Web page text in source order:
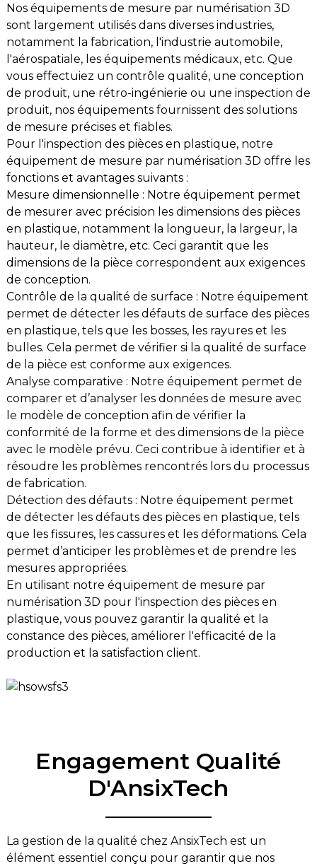
Nos équipements de mesure par numérisation 3D
sont largement utilisés dans diverses industries,
notamment la fabrication, l'industrie automobile,
l'aérospatiale, les équipements médicaux, etc. Que
vous effectuiez un contrôle qualité, une conception
de produit, une rétro-ingénierie ou une inspection de
produit, nos équipements fournissent des solutions
de mesure précises et fiables.
Pour l'inspection des pièces en plastique, notre
équipement de mesure par numérisation 3D offre les
fonctions et avantages suivants :
Mesure dimensionnelle : Notre équipement permet
de mesurer avec précision les dimensions des pièces
en plastique, notamment la longueur, la largeur, la
hauteur, le diamètre, etc. Ceci garantit que les
dimensions de la pièce correspondent aux exigences
de conception.
Contrôle de la qualité de surface : Notre équipement
permet de détecter les défauts de surface des pièces
en plastique, tels que les bosses, les rayures et les
bulles. Cela permet de vérifier si la qualité de surface
de la pièce est conforme aux exigences.
Analyse comparative : Notre équipement permet de
comparer et d’analyser les données de mesure avec
le modèle de conception afin de vérifier la
conformité de la forme et des dimensions de la pièce
avec le modèle prévu. Ceci contribue à identifier et à
résoudre les problèmes rencontrés lors du processus
de fabrication.
Détection des défauts : Notre équipement permet
de détecter les défauts des pièces en plastique, tels
que les fissures, les cassures et les déformations. Cela
permet d’anticiper les problèmes et de prendre les
mesures appropriées.
En utilisant notre équipement de mesure par
numérisation 3D pour l'inspection des pièces en
plastique, vous pouvez garantir la qualité et la
constance des pièces, améliorer l'efficacité de la
production et la satisfaction client.
Engagement Qualité
D'AnsixTech
La gestion de la qualité chez AnsixTech est un
élément essentiel conçu pour garantir que nos